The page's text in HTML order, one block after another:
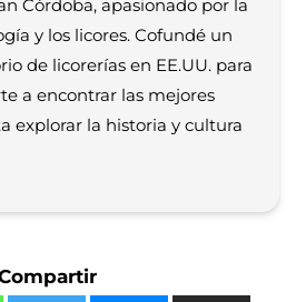
Córdoba, apasionado por la
y los licores. Cofundé un
de licorerías en EE.UU. para
a encontrar las mejores
explorar la historia y cultura